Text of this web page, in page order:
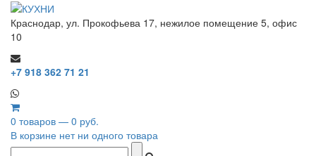
Краснодар, ул. Прокофьева 17, нежилое помещение 5, офис
10
+7 918 362 71 21
0 товаров — 0 руб.
В корзине нет ни одного товара